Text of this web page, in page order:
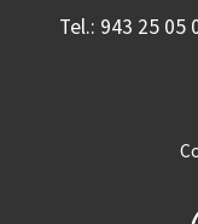
Tel.: 943 25 05